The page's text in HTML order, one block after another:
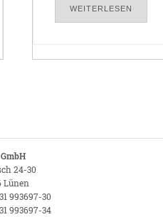
WEITERLESEN
24-30
Lünen
993697-30
993697-34